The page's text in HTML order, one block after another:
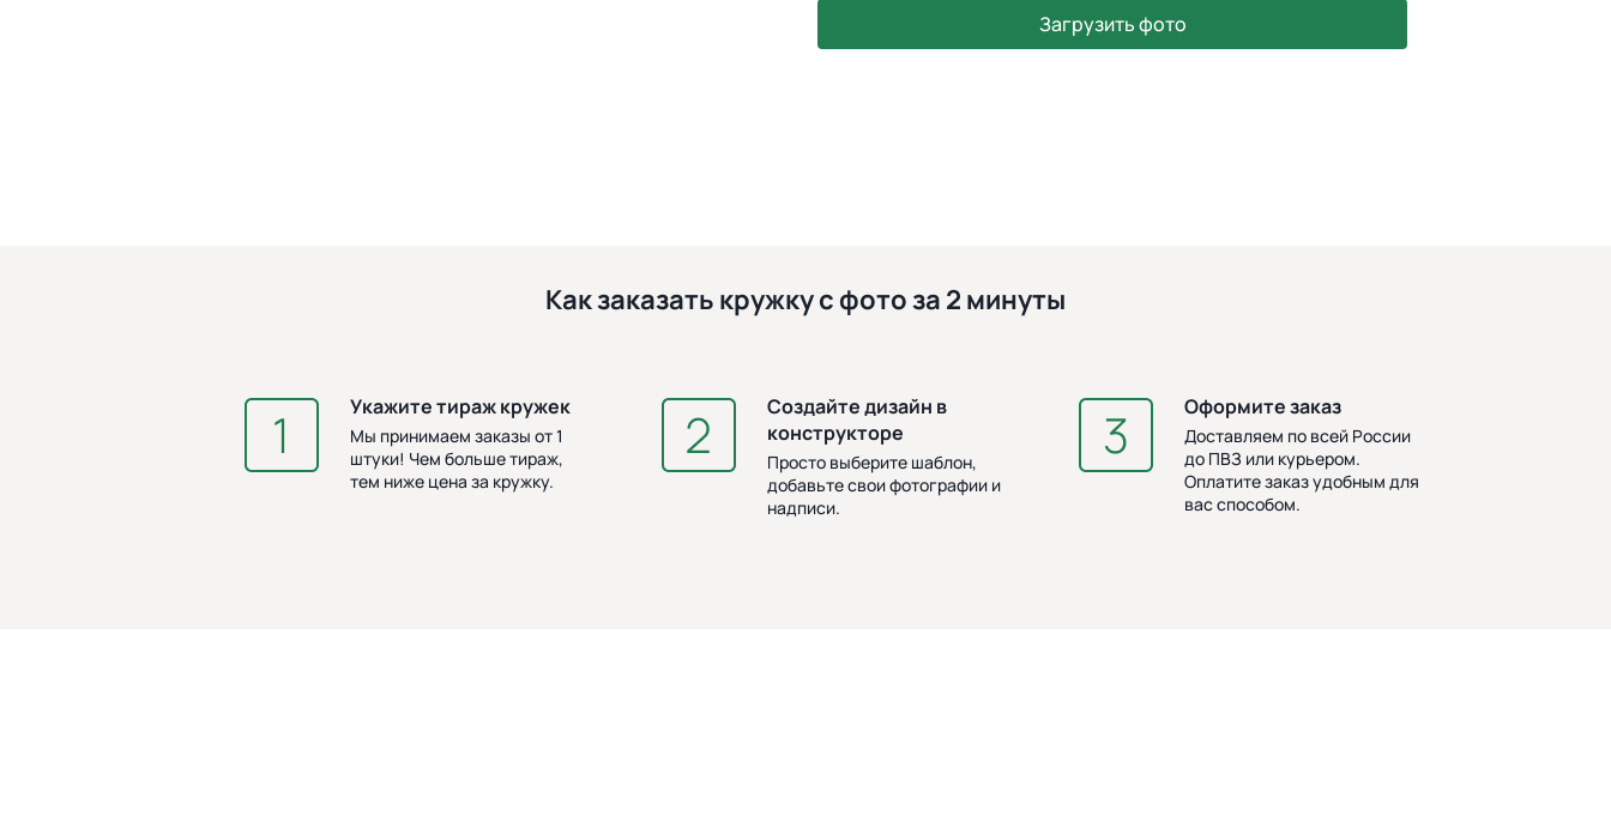
Загрузить фото
Как заказать кружку с фото за 2 минуты
Укажите тираж кружек
Мы принимаем заказы от 1
штуки! Чем больше тираж,
тем ниже цена за кружку.
Создайте дизайн в
конструкторе
Просто выберите шаблон,
добавьте свои фотографии и
надписи.
Оформите заказ
Доставляем по всей России
до ПВЗ или курьером.
Оплатите заказ удобным для
вас способом.